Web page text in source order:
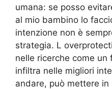
umana: se posso
al mio bambino lo
intenzione non è
strategia. L
nelle ricerche come un
infiltra nelle migliori
andare, può mettere